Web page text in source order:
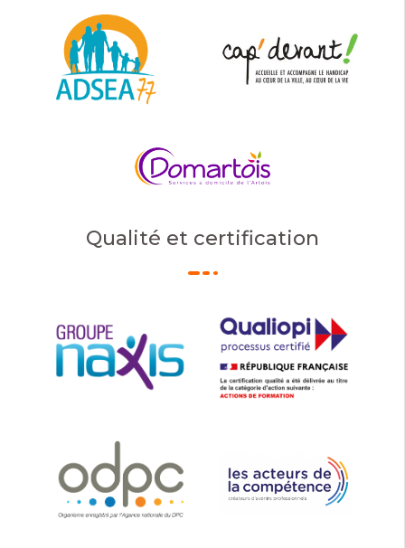
Qualité et certification